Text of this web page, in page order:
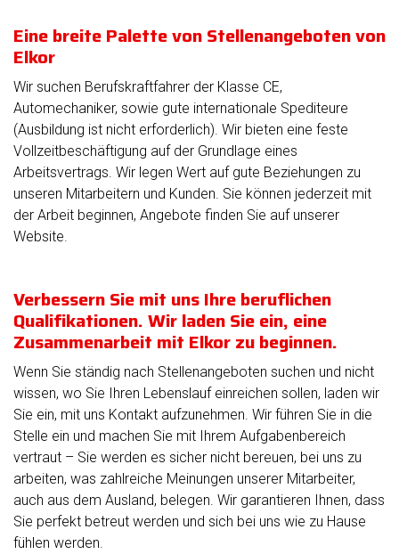
Eine breite Palette von Stellenangeboten von
Elkor
Wir suchen Berufskraftfahrer der Klasse CE,
Automechaniker, sowie gute internationale Spediteure
(Ausbildung ist nicht erforderlich). Wir bieten eine feste
Vollzeitbeschäftigung auf der Grundlage eines
Arbeitsvertrags. Wir legen Wert auf gute Beziehungen zu
unseren Mitarbeitern und Kunden. Sie können jederzeit mit
der Arbeit beginnen, Angebote finden Sie auf unserer
Website.
Verbessern Sie mit uns Ihre beruflichen
Qualifikationen. Wir laden Sie ein, eine
Zusammenarbeit mit Elkor zu beginnen.
Wenn Sie ständig nach Stellenangeboten suchen und nicht
wissen, wo Sie Ihren Lebenslauf einreichen sollen, laden wir
Sie ein, mit uns Kontakt aufzunehmen. Wir führen Sie in die
Stelle ein und machen Sie mit Ihrem Aufgabenbereich
vertraut – Sie werden es sicher nicht bereuen, bei uns zu
arbeiten, was zahlreiche Meinungen unserer Mitarbeiter,
auch aus dem Ausland, belegen. Wir garantieren Ihnen, dass
Sie perfekt betreut werden und sich bei uns wie zu Hause
fühlen werden.